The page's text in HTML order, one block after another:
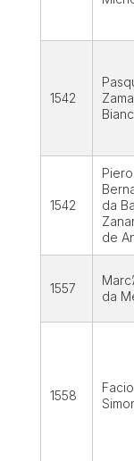
1542
1542
da
de
1557
da
1558